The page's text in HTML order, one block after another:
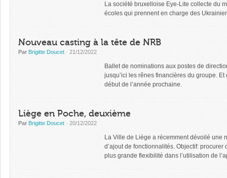
La société bruxelloise Eye-Lite collecte du
écoles qui prennent en charge des
Nouveau casting à la tête de NRB
Par Brigitte Doucet · 21/12/2022
Ballet de nominations aux postes de
jusqu’ici les rênes financières du groupe.
début de l’année prochaine.
Liège en Poche, deuxième
Par Brigitte Doucet · 20/12/2022
La Ville de Liège a récemment dévoilé une
d’ajout de fonctionnalités. Objectif:
plus grande flexibilité dans l’utilisation de